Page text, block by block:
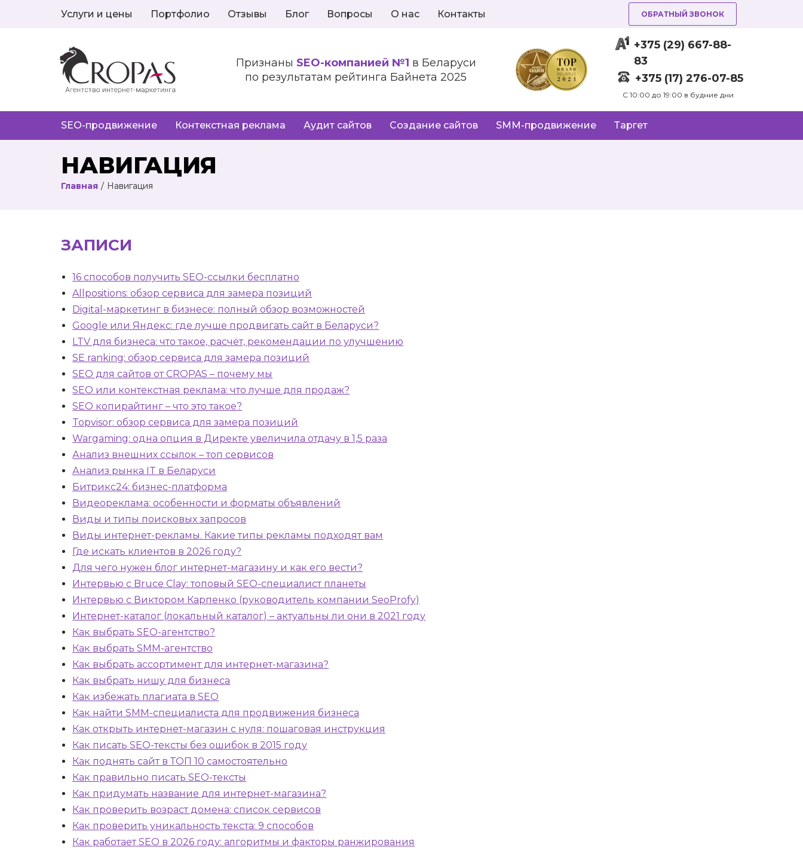
Услуги и цены Портфолио Отзывы Блог Вопросы О нас Контакты ОБРАТНЫЙ ЗВОНОК
Признаны SEO-компанией №1 в Беларуси
по результатам рейтинга Байнета 2025
+375 (29) 667-88-
83
+375 (17) 276-07-85
C 10:00 до 19:00 в будние дни
SEO-продвижение Контекстная реклама Аудит сайтов Создание сайтов SMM-продвижение Таргет
НАВИГАЦИЯ
Главная / Навигация
ЗАПИСИ
16 способов получить SEO-ссылки бесплатно
Allpositions: обзор сервиса для замера позиций
Digital-маркетинг в бизнесе: полный обзор возможностей
Google или Яндекс: где лучше продвигать сайт в Беларуси?
LTV для бизнеса: что такое, расчёт, рекомендации по улучшению
SE ranking: обзор сервиса для замера позиций
SEO для сайтов от CROPAS – почему мы
SEO или контекстная реклама: что лучше для продаж?
SEO копирайтинг – что это такое?
Topvisor: обзор сервиса для замера позиций
Wargaming: одна опция в Директе увеличила отдачу в 1,5 раза
Анализ внешних ссылок – топ сервисов
Анализ рынка IT в Беларуси
Битрикс24: бизнес-платформа
Видеореклама: особенности и форматы объявлений
Виды и типы поисковых запросов
Виды интернет-рекламы. Какие типы рекламы подходят вам
Где искать клиентов в 2026 году?
Для чего нужен блог интернет-магазину и как его вести?
Интервью с Bruce Clay: топовый SEO-специалист планеты
Интервью с Виктором Карпенко (руководитель компании SeoProfy)
Интернет-каталог (локальный каталог) – актуальны ли они в 2021 году
Как выбрать SEO-агентство?
Как выбрать SMM-агентство
Как выбрать ассортимент для интернет-магазина?
Как выбрать нишу для бизнеса
Как избежать плагиата в SEO
Как найти SMM-специалиста для продвижения бизнеса
Как открыть интернет-магазин с нуля: пошаговая инструкция
Как писать SEO-тексты без ошибок в 2015 году
Как поднять сайт в ТОП 10 самостоятельно
Как правильно писать SEO-тексты
Как придумать название для интернет-магазина?
Как проверить возраст домена: список сервисов
Как проверить уникальность текста: 9 способов
Как работает SEO в 2026 году: алгоритмы и факторы ранжирования